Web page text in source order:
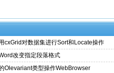
cxGrid对数据集进行Sort和Locate操作
改变指定段落格式
Olevariant类型操作WebBrowser